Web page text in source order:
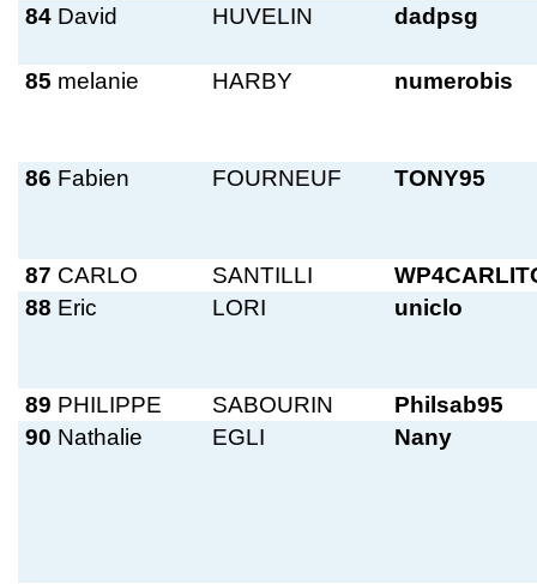
84 David HUVELIN dadpsg
85 melanie HARBY numerobis
86 Fabien FOURNEUF TONY95
87 CARLO SANTILLI
88 Eric LORI uniclo
89 PHILIPPE SABOURIN
Philsab95
90 Nathalie EGLI Nany